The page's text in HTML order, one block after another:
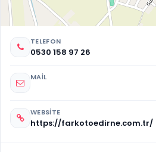
TELEFON
0530 158 97 26
MAIL
WEBSITE
https://farkotoedirne.com.tr/